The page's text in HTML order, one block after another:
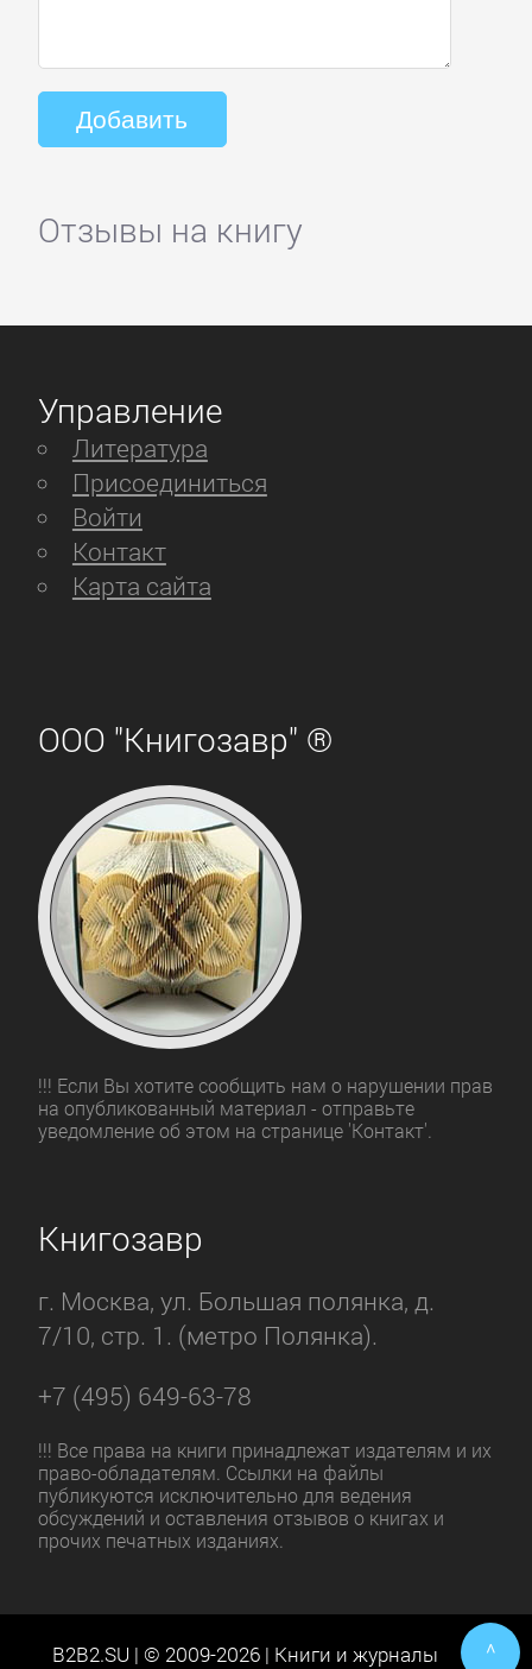
Отзывы на книгу
Управление
Литература
Присоединиться
Войти
Контакт
Карта сайта
ООО "Книгозавр" ®
!!! Если Вы хотите сообщить нам о нарушении прав
на опубликованный материал - отправьте
уведомление об этом на странице 'Контакт'.
Книгозавр
г. Москва, ул. Большая полянка, д.
7/10, стр. 1. (метро Полянка).
+7 (495) 649-63-78
!!! Все права на книги принадлежат издателям и их
право-обладателям. Ссылки на файлы
публикуются исключительно для ведения
обсуждений и оставления отзывов о книгах и
прочих печатных изданиях.
B2B2.SU | © 2009-2026 | Книги и журналы ^